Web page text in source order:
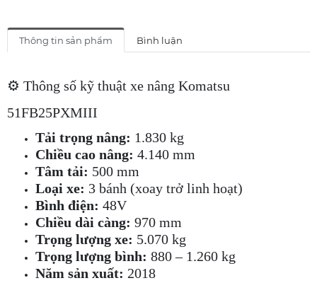
Thông tin sản phẩm Bình luận
⚙️ Thông số kỹ thuật xe nâng Komatsu
51FB25PXMIII
Tải trọng nâng: 1.830 kg
Chiều cao nâng: 4.140 mm
Tâm tải: 500 mm
Loại xe: 3 bánh (xoay trở linh hoạt)
Bình điện: 48V
Chiều dài càng: 970 mm
Trọng lượng xe: 5.070 kg
Trọng lượng bình: 880 – 1.260 kg
Năm sản xuất: 2018